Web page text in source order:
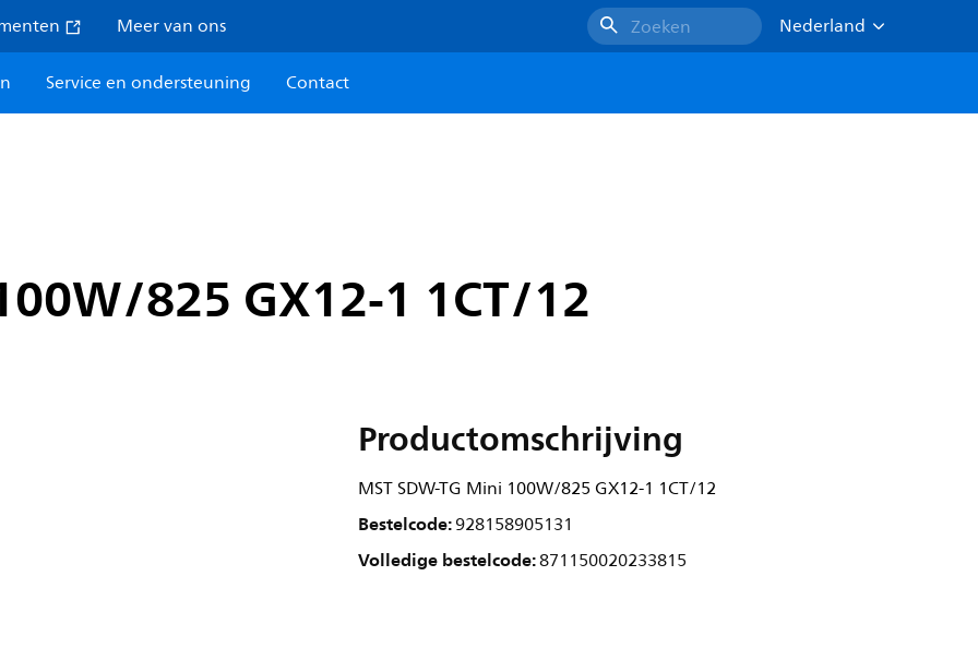
Meer van ons Zoeken
Nederland
Service en ondersteuning Contact
825 GX12-1 1CT/12
Productomschrijving
MST SDW-TG Mini 100W/825 GX12-1 1CT/12
Bestelcode:928158905131
Volledige bestelcode:871150020233815